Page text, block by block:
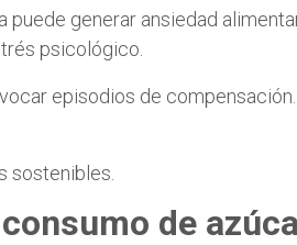
generar ansiedad
psicológico.
episodios de
sostenibles.
de